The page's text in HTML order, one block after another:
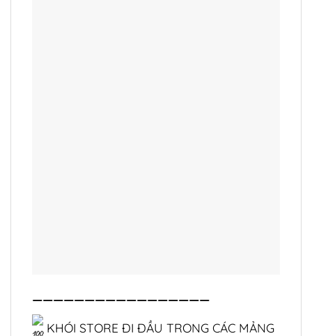
—————————————————
KHÓI STORE ĐI ĐẦU TRONG CÁC MẢNG